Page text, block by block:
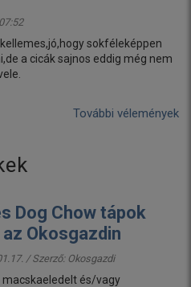
sokféleképpen
a cicák sajnos eddig még nem
További vélemények
Dog Chow tápok
Okosgazdin
/ Szerző: Okosgazdi
és/vagy